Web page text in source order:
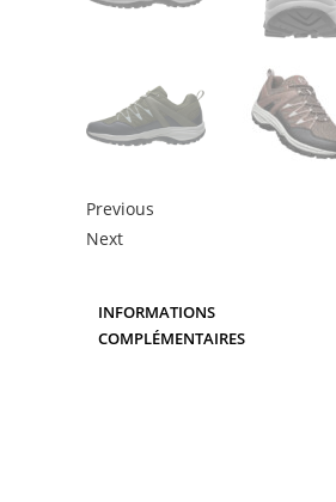
Previous
Next
INFORMATIONS
COMPLÉMENTAIRES